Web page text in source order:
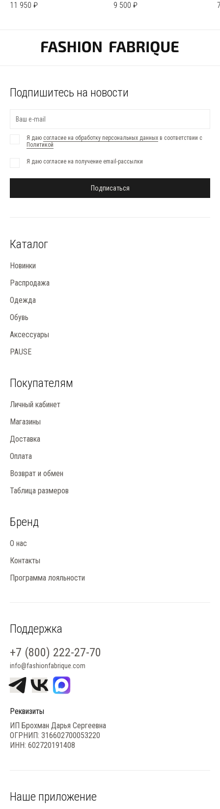
11 950 ₽ 9 500 ₽
Каталог
Новинки
Распродажа
Одежда
Обувь
Аксессуары
PAUSE
Покупателям
Личный кабинет
Магазины
Доставка
Оплата
Возврат и обмен
Таблица размеров
Бренд
О нас
Контакты
Программа лояльности
Подпишитесь на новости
Я даю согласие на обработку персональных данных в соответствии с
Политикой
Я даю согласие на получение email-рассылки
Подписаться
Наше приложение
Поддержка
+7 (800) 222-27-70
info@fashionfabrique.com
Реквизиты
ИП Брохман Дарья Сергеевна
ОГРНИП: 316602700053220
ИНН: 602720191408